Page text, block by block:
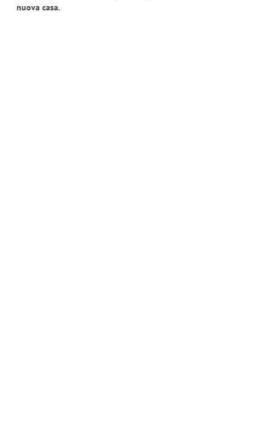
nuova casa.